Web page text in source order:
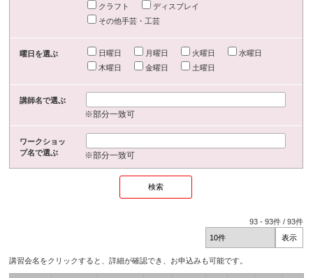
クラフト
ディスプレイ
その他手芸・工芸
曜日を選ぶ 日曜日 月曜日 火曜日
水曜日
木曜日
金曜日 土曜日
講師名で選ぶ
※部分一致可
ワークショッ
プ名で選ぶ
※部分一致可
93 -93件 /93件
講習会名をクリックすると、詳細が確認でき、お申込みも可能です。